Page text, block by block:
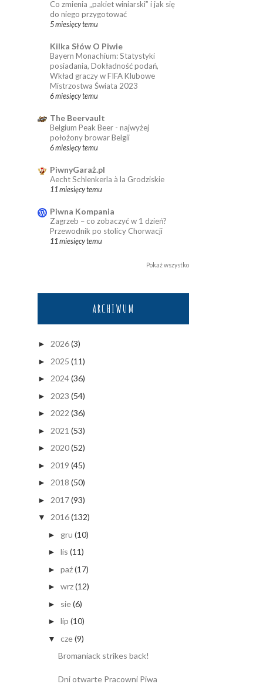
Co zmienia „pakiet winiarski” i jak się
do niego przygotować
5 miesięcy temu
Kilka Słów O Piwie
Bayern Monachium: Statystyki
posiadania, Dokładność podań,
Wkład graczy w FIFA Klubowe
Mistrzostwa Świata 2023
6 miesięcy temu
The Beervault
Belgium Peak Beer - najwyżej
położony browar Belgii
6 miesięcy temu
PiwnyGaraż.pl
Aecht Schlenkerla à la Grodziskie
11 miesięcy temu
Piwna Kompania
Zagrzeb – co zobaczyć w 1 dzień?
Przewodnik po stolicy Chorwacji
11 miesięcy temu
Pokaż wszystko
ARCHIWUM
► 2026(3)
► 2025 (11)
► 2024(36)
► 2023 (54)
► 2022 (36)
► 2021 (53)
► 2020(52)
► 2019 (45)
► 2018 (50)
► 2017(93)
▼ 2016(132)
► gru (10)
► lis (11)
► paź(17)
► wrz(12)
► sie(6)
► lip (10)
▼ cze(9)
Bromaniack strikes back!
Dni otwarte Pracowni Piwa